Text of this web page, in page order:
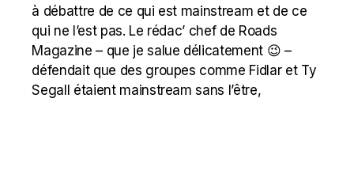
à débattre de ce qui est mainstream et de ce
qui ne l’est pas. Le rédac’ chef de Roads
Magazine – que je salue délicatement 😉 –
défendait que des groupes comme Fidlar et Ty
Segall étaient mainstream sans l’être,